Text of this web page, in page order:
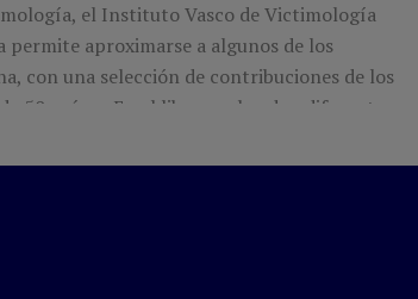
el Instituto Vasco de Victimología
permite aproximarse a algunos de los
con una selección de contribuciones de los
50 países. En el libro se abordan diferentes